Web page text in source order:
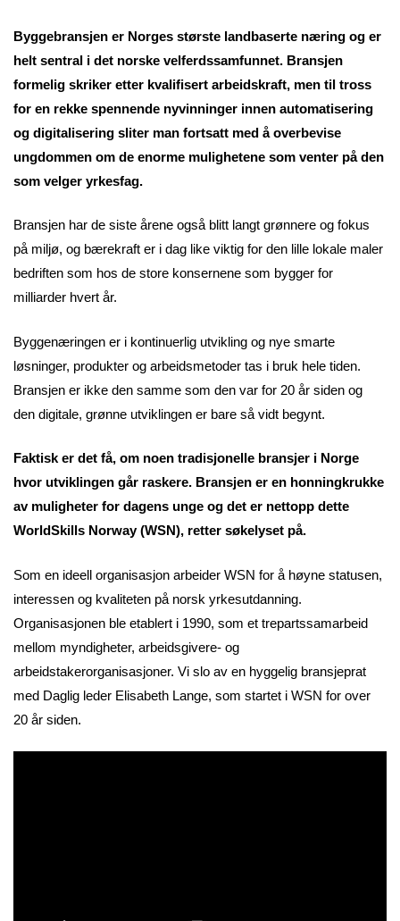
Byggebransjen er Norges største landbaserte næring og er
helt sentral i det norske velferdssamfunnet. Bransjen
formelig skriker etter kvalifisert arbeidskraft, men til tross
for en rekke spennende nyvinninger innen automatisering
og digitalisering sliter man fortsatt med å overbevise
ungdommen om de enorme mulighetene som venter på den
som velger yrkesfag.
Bransjen har de siste årene også blitt langt grønnere og fokus
på miljø, og bærekraft er i dag like viktig for den lille lokale maler
bedriften som hos de store konsernene som bygger for
milliarder hvert år.
Byggenæringen er i kontinuerlig utvikling og nye smarte
løsninger, produkter og arbeidsmetoder tas i bruk hele tiden.
Bransjen er ikke den samme som den var for 20 år siden og
den digitale, grønne utviklingen er bare så vidt begynt.
Faktisk er det få, om noen tradisjonelle bransjer i Norge
hvor utviklingen går raskere. Bransjen er en honningkrukke
av muligheter for dagens unge og det er nettopp dette
WorldSkills Norway (WSN), retter søkelyset på.
Som en ideell organisasjon arbeider WSN for å høyne statusen,
interessen og kvaliteten på norsk yrkesutdanning.
Organisasjonen ble etablert i 1990, som et trepartssamarbeid
mellom myndigheter, arbeidsgivere- og
arbeidstakerorganisasjoner. Vi slo av en hyggelig bransjeprat
med Daglig leder Elisabeth Lange, som startet i WSN for over
20 år siden.